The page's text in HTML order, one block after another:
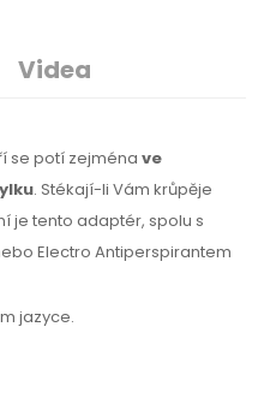
Videa
se potí zejména ve
. Stékají-li Vám krůpěje
je tento adaptér, spolu s
Electro Antiperspirantem
jazyce.